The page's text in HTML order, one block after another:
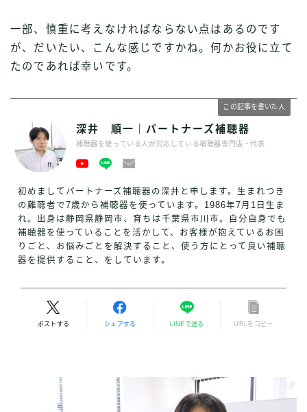
一部、慎重に考えなければならない点はあるのです
が、だいたい、こんな感じですかね。何かお役に立て
たのであれば幸いです。
この記事を書いた人
深井 順一｜パートナーズ補聴器
補聴器を使っている人が対応している補聴器専門店・代表
初めましてパートナーズ補聴器の深井と申します。生まれつき
の難聴者で7歳から補聴器を使っています。1986年7月1日生ま
れ。出身は静岡県静岡市、育ちは千葉県市川市。自分自身でも
補聴器を使っていることを活かして、お客様が抱えているお困
りごと、お悩みごとを解決すること、使う方にとって良い補聴
器を提供すること、をしています。
ポストする シェアする LINEで送る URLをコピー